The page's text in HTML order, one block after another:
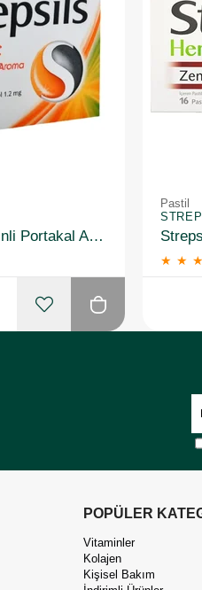
Strepsils C Vitaminli Portakal Aromalı Pastil 24 Adet
Pastil
★ ★ ★
POPÜLER
Vitaminler
Kolajen
Kişisel Bakım